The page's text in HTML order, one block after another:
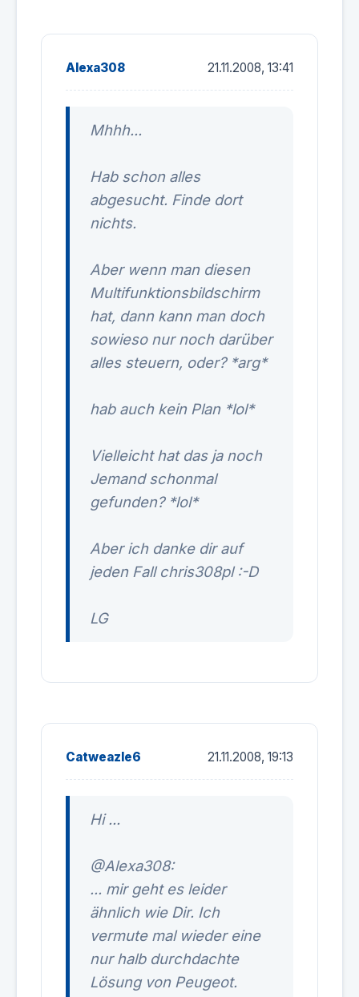
Alexa308 21.11.2008, 13:41
Mhhh...
Hab schon alles
abgesucht. Finde dort
nichts.
Aber wenn man diesen
Multifunktionsbildschirm
hat, dann kann man doch
sowieso nur noch darüber
alles steuern, oder? *arg*
hab auch kein Plan *lol*
Vielleicht hat das ja noch
Jemand schonmal
gefunden? *lol*
Aber ich danke dir auf
jeden Fall chris308pl :-D
LG
Catweazle6 21.11.2008, 19:13
Hi ...
@Alexa308:
... mir geht es leider
ähnlich wie Dir. Ich
vermute mal wieder eine
nur halb durchdachte
Lösung von Peugeot.